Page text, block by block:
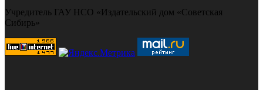
Учредитель ГАУ НСО «Издательский дом «Советская
Сибирь»